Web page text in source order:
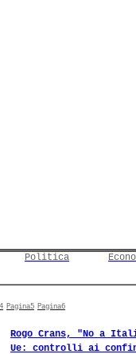
Politica
Pagina5 Pagina6
Rogo Crans, "No a
Ue: controlli ai